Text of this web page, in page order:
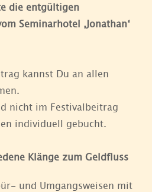
die entgültigen
Seminarhotel ‚Jonathan‘
kannst Du an allen
nicht im Festivalbeitrag
individuell gebucht.
Klänge zum Geldfluss
und Umgangsweisen mit